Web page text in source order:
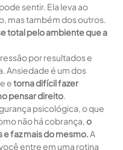
sentir. Ela leva ao
mas também dos outros.
total pelo ambiente que a
por resultados e
Ansiedade é um dos
etorna difícil fazer
pensar direito.
psicológica, o que
não há cobrança,o
e faz mais do mesmo.A
entre em uma rotina